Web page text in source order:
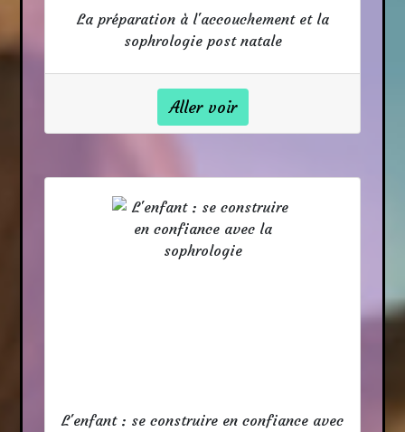
La préparation à l'accouchement et la
sophrologie post natale
Aller voir
L'enfant : se construire en confiance avec